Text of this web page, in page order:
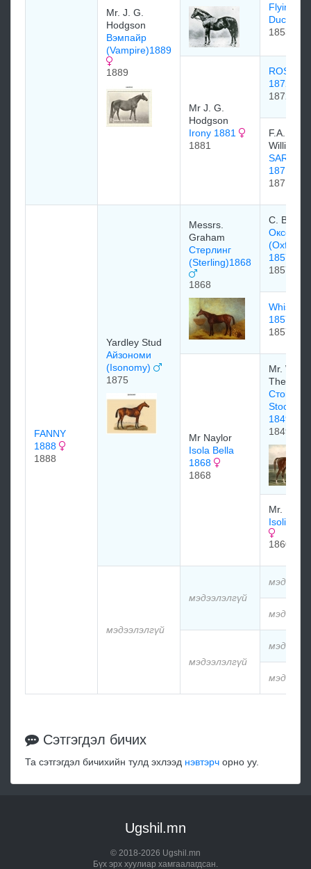
Mr. J. G.
Hodgson
Вэмпайр
(Vampire)1889
1889
Flying
Duchess
1853
Mr J. G.
Hodgson
Irony 1881
1881
1872
1872
F.A.
1871
1871
FANNY
1888
1888
Yardley Stud
Айзономи
(Isonomy)
1875
Messrs.
Graham
Стерлинг
(Sterling)1868
1868
C. Breton
Оксфорд
(Oxford)
1857
1857
Whisper
1857
1857
Mr Naylor
Isola Bella
1868
1868
Mr.
Theobald
Стоквелл
Stockwell
1849
1849
Mr.
Isoline
1860
мэдээлэлгүй
мэдээлэлгүй
мэдээлэлгүй
Сэтгэгдэл бичих
Та сэтгэгдэл бичихийн тулд эхлээд нэвтэрч орно уу.
Ugshil.mn
© 2018-2026 Ugshil.mn
Бүх эрх хуулиар хамгаалагдсан.